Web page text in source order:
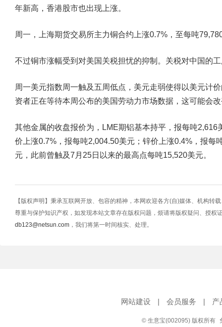
年新高，香港股市也出现上涨。
周一，上海期货交易所主力铜合约上涨0.7%，至每吨
不过铜市涨幅受到对美国关税担忧的抑制。关税对中国的
周一美元指数周一触及五周低点，美元走弱使得以美元计
资者正在等待本周公布的美国劳动力市场数据，这可能会
其他金属的收盘报价为，LME期铝基本持平，报每吨
价上涨0.7%，报每吨2,004.50美元；锌价上涨0.4%，报每
元，此前曾触及7月25日以来的最高点每吨15,520美元。
【版权声明】秉承互联网开放、包容的精神，本网欢迎各方(自)媒体、机构转
尊重与保护知识产权，如发现本站文章存在版权问题，烦请将版权疑问、授权
db123@netsun.com ，我们将第一时间核实、处理。
网站建设 | 会员服务 | 产
© 生意宝(002095) 版权所有